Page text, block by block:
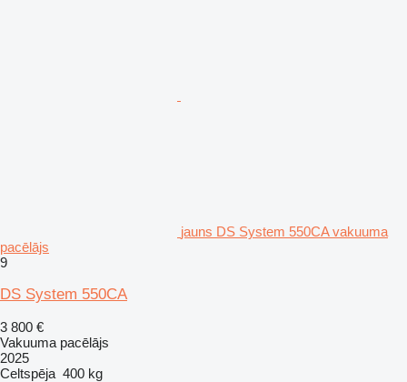
jauns DS System 550CA vakuuma
pacēlājs
9
DS System 550CA
3 800 €
Vakuuma pacēlājs
2025
Celtspēja 400 kg